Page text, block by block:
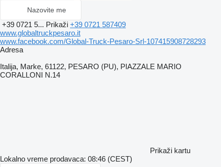
Nazovite me
+39 0721 5... Prikaži +39 0721 587409
www.globaltruckpesaro.it
www.facebook.com/Global-Truck-Pesaro-Srl-107415908728293
Adresa
Italija, Marke, 61122, PESARO (PU), PIAZZALE MARIO
CORALLONI N.14
Prikaži kartu
Lokalno vreme prodavaca: 08:46 (CEST)